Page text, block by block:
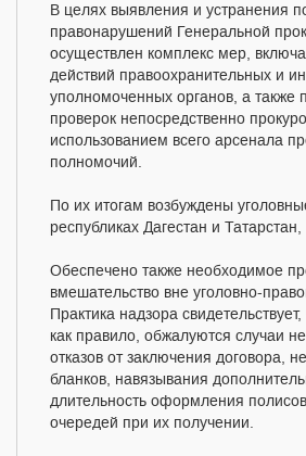
В целях выявления и устранения
правонарушений Генеральной
осуществлен комплекс мер,
действий правоохранительных и
уполномоченных органов, а также
проверок непосредственно
использованием всего арсенала
полномочий.
По их итогам возбуждены
республиках Дагестан и Татарстан,
Обеспечено также необходимое
вмешательство вне уголовно-
Практика надзора
как правило, обжалуются случаи
отказов от заключения договора,
бланков, навязывания
длительность оформления
очередей при их получении.